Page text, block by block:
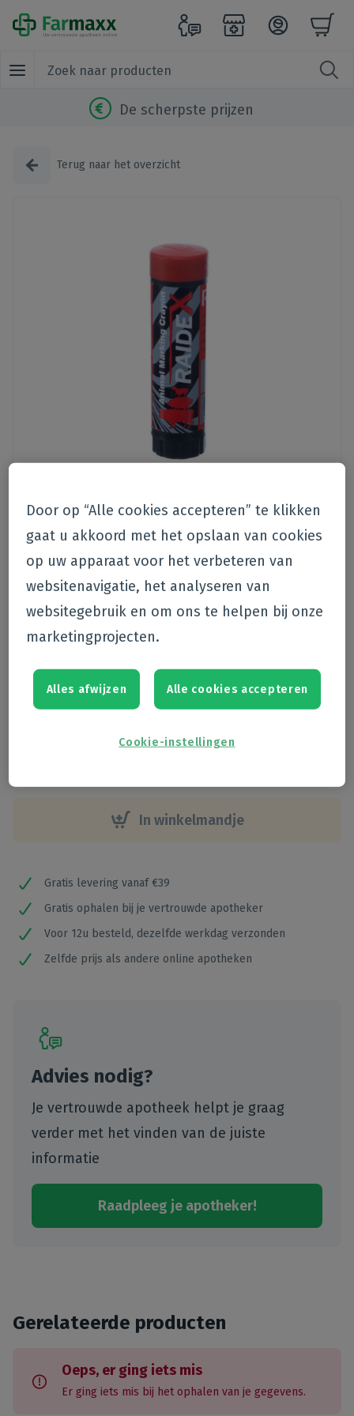
De scherpste prijzen
Terug naar het overzicht
Huisdieren
Raidl Markeerstick Rood
Vmd
In winkelmandje
Gratis levering vanaf €39
Gratis ophalen bij je vertrouwde apotheker
Voor 12u besteld, dezelfde werkdag verzonden
Zelfde prijs als andere online apotheken
Advies nodig?
Je vertrouwde apotheek helpt je graag
verder met het vinden van de juiste
informatie
Raadpleeg je apotheker!
Gerelateerde producten
Oeps, er ging iets mis
Er ging iets mis bij het ophalen van je gegevens.
Door op “Alle cookies accepteren” te klikken
gaat u akkoord met het opslaan van cookies
op uw apparaat voor het verbeteren van
websitenavigatie, het analyseren van
websitegebruik en om ons te helpen bij onze
marketingprojecten.
Alles afwijzen Alle cookies accepteren
Cookie-instellingen